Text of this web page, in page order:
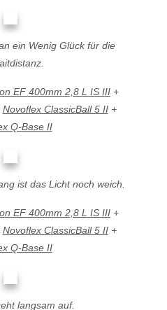
ein Wenig Glück für die
EF 400mm 2,8 L IS III +
Novoflex ClassicBall 5 II+
Q-Base II
ist das Licht noch weich.
EF 400mm 2,8 L IS III +
Novoflex ClassicBall 5 II+
Q-Base II
langsam auf.